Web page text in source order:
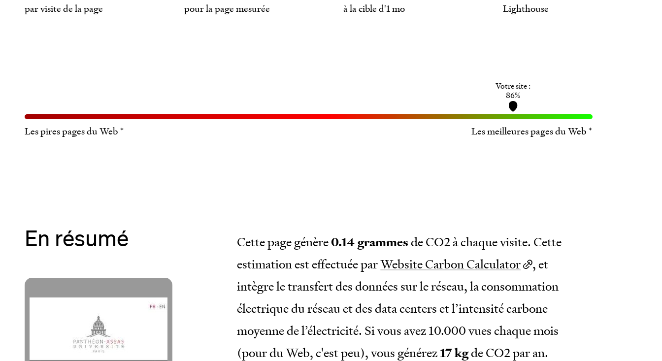
par visite de la page
pour la page mesurée
à la cible d'1 mo
Lighthouse
Les pires pages du Web *
Votre site :
86%
Les meilleures pages du Web *
En résumé Cette page génère0.14 grammesde CO2à chaque visite. Cette
estimation est effectuée parWebsite Carbon Calculator
, et
intègre le transfert des données sur le réseau, la consommation
électrique du réseau et des data centers et l’intensité carbone
moyenne de l’électricité. Si vous avez 10.000 vues chaque mois
(pour du Web, c'est peu), vous générez17 kgde CO2par an.